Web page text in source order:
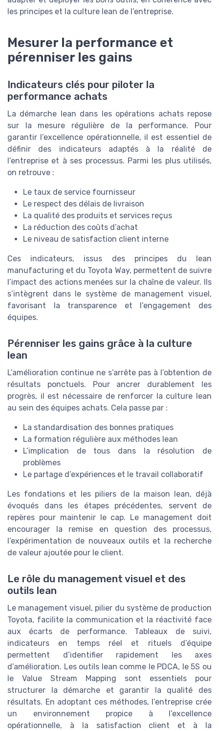
les principes et la culture lean de l’entreprise.
Mesurer la performance et
pérenniser les gains
Indicateurs clés pour piloter la
performance achats
La démarche lean dans les opérations achats repose
sur la mesure régulière de la performance. Pour
garantir l’excellence opérationnelle, il est essentiel de
définir des indicateurs adaptés à la réalité de
l’entreprise et à ses processus. Parmi les plus utilisés,
on retrouve :
Le taux de service fournisseur
Le respect des délais de livraison
La qualité des produits et services reçus
La réduction des coûts d’achat
Le niveau de satisfaction client interne
Ces indicateurs, issus des principes du lean
manufacturing et du Toyota Way, permettent de suivre
l’impact des actions menées sur la chaîne de valeur. Ils
s’intègrent dans le système de management visuel,
favorisant la transparence et l’engagement des
équipes.
Pérenniser les gains grâce à la culture
lean
L’amélioration continue ne s’arrête pas à l’obtention de
résultats ponctuels. Pour ancrer durablement les
progrès, il est nécessaire de renforcer la culture lean
au sein des équipes achats. Cela passe par :
La standardisation des bonnes pratiques
La formation régulière aux méthodes lean
L’implication de tous dans la résolution de
problèmes
Le partage d’expériences et le travail collaboratif
Les fondations et les piliers de la maison lean, déjà
évoqués dans les étapes précédentes, servent de
repères pour maintenir le cap. Le management doit
encourager la remise en question des processus,
l’expérimentation de nouveaux outils et la recherche
de valeur ajoutée pour le client.
Le rôle du management visuel et des
outils lean
Le management visuel, pilier du système de production
Toyota, facilite la communication et la réactivité face
aux écarts de performance. Tableaux de suivi,
indicateurs en temps réel et rituels d’équipe
permettent d’identifier rapidement les axes
d’amélioration. Les outils lean comme le PDCA, le 5S ou
le Value Stream Mapping sont essentiels pour
structurer la démarche et garantir la qualité des
résultats. En adoptant ces méthodes, l’entreprise crée
un environnement propice à l’excellence
opérationnelle, à la satisfaction client et à la